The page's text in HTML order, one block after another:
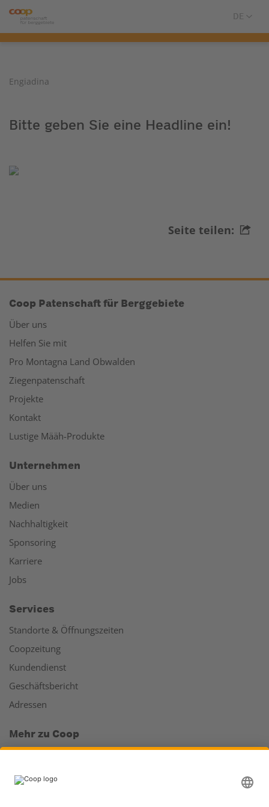
Engiadina
Bitte geben Sie eine Headline ein!
Seite teilen:
Coop Patenschaft für Berggebiete
Über uns
Helfen Sie mit
Pro Montagna Land Obwalden
Ziegenpatenschaft
Projekte
Kontakt
Lustige Määh-Produkte
Unternehmen
Über uns
Medien
Nachhaltigkeit
Sponsoring
Karriere
Jobs
Services
Standorte & Öffnungszeiten
Coopzeitung
Kundendienst
Geschäftsbericht
Adressen
Mehr zu Coop
Läden & Services